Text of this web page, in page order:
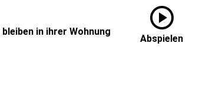
in ihrer Wohnung
play_circle
Abspielen